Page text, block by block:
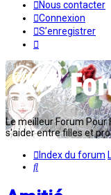
Nous contacter
Connexion
S’enregistrer
Le meilleur Forum Pour
s'aider entre filles et
Index du forum
Rechercher